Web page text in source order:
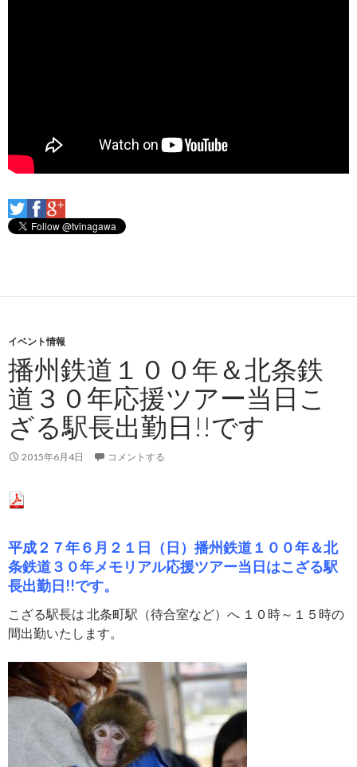
イベント情報
播州鉄道１００年＆北条鉄
道３０年応援ツアー当日こ
ざる駅長出勤日!!です
2015年6月4日 コメントする
平成２７年６月２１日（日）播州鉄道１００年＆北
条鉄道３０年メモリアル応援ツアー当日はこざる駅
長出勤日!!です。
こざる駅長は 北条町駅（待合室など）へ １０時～１５時の
間出勤いたします。